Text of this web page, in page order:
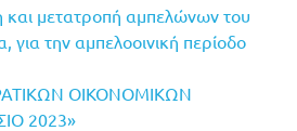
μετατροπή αμπελώνων του
για την αμπελοοινική περίοδο
ΟΙΚΟΝΟΜΙΚΩΝ
2023»